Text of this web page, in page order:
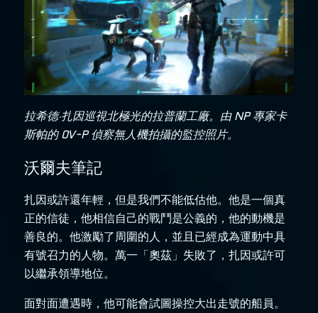
拉希德·扎因巡視北極光的拉普蘭工廠。由 NP 專家卡
斯帕的 OV-P 偵察無人機拍攝的監控照片。
沃爾夫筆記
扎因或許還年輕，但是我們不能低估他。他是一個真
正的信徒，他相信自己的戰鬥是公義的，他的動機是
善良的。他激勵了周圍的人，並且已經成為運動中具
有號召力的人物。萬一「奧茲」失敗了，扎因或許可
以繼承領導地位。
面對面遭遇時，他可能會試圖操控大出走號的船員。